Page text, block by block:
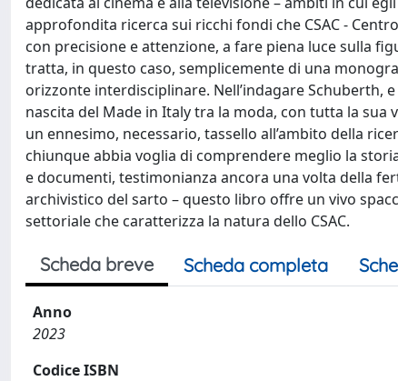
approfondita ricerca sui ricchi fondi che CSAC -
con precisione e attenzione, a fare piena luce sulla
tratta, in questo caso, semplicemente di una
orizzonte interdisciplinare. Nell’indagare Schuberth,
nascita del Made in Italy tra la moda, con tutta la sua
un ennesimo, necessario, tassello all’ambito della
chiunque abbia voglia di comprendere meglio la
e documenti, testimonianza ancora una volta della
archivistico del sarto – questo libro offre un vivo
settoriale che caratterizza la natura dello CSAC.
Scheda breve Scheda completa
Anno
2023
Codice ISBN